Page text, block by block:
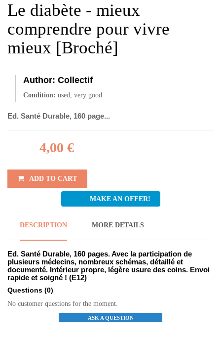
Le diabète - mieux
comprendre pour vivre
mieux [Broché]
Author: Collectif
Condition: used, very good
Ed. Santé Durable, 160 page...
4,00 €
ADD TO CART
MAKE AN OFFER!
DESCRIPTION MORE DETAILS
Ed. Santé Durable, 160 pages. Avec la participation de
plusieurs médecins, nombreux schémas, détaillé et
documenté. Intérieur propre, légère usure des coins. Envoi
rapide et soigné ! (E12)
Questions (0)
No customer questions for the moment.
ASK A QUESTION